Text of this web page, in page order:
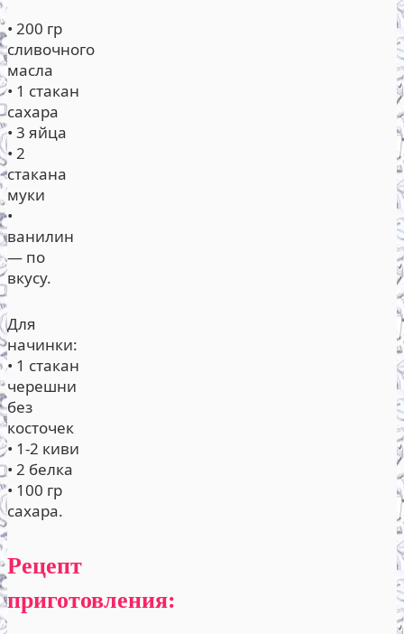
• 200 гр
сливочного
масла
• 1 стакан
сахара
• 3 яйца
• 2
стакана
муки
•
ванилин
— по
вкусу.
Для
начинки:
• 1 стакан
черешни
без
косточек
• 1-2 киви
• 2 белка
• 100 гр
сахара.
Рецепт
приготовления: